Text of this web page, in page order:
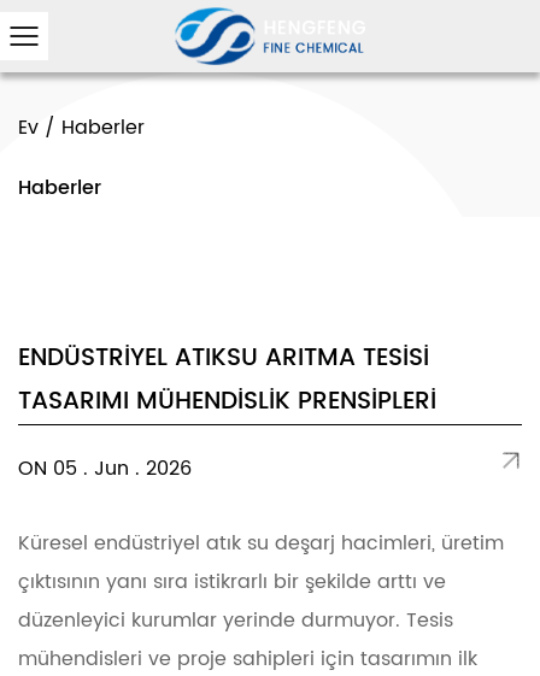
Ev / Haberler
Haberler
ENDÜSTRIYEL ATIKSU ARITMA TESISI
TASARIMI MÜHENDISLIK PRENSIPLERI
ON 05 . Jun . 2026
Küresel endüstriyel atık su deşarj hacimleri, üretim
çıktısının yanı sıra istikrarlı bir şekilde arttı ve
düzenleyici kurumlar yerinde durmuyor. Tesis
mühendisleri ve proje sahipleri için tasarımın ilk